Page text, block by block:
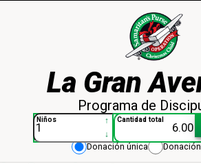
La Gran
Programa de
Niños
↑
↓
Cantidad total
Donación única